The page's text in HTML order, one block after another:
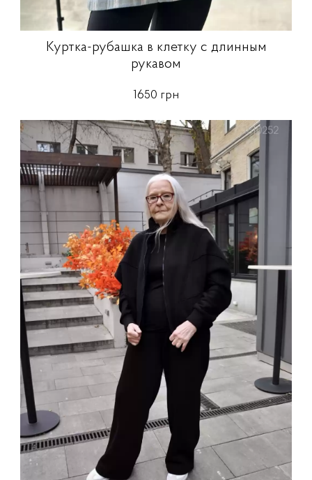
Куртка-рубашка в клетку с длинным
рукавом
1650 грн